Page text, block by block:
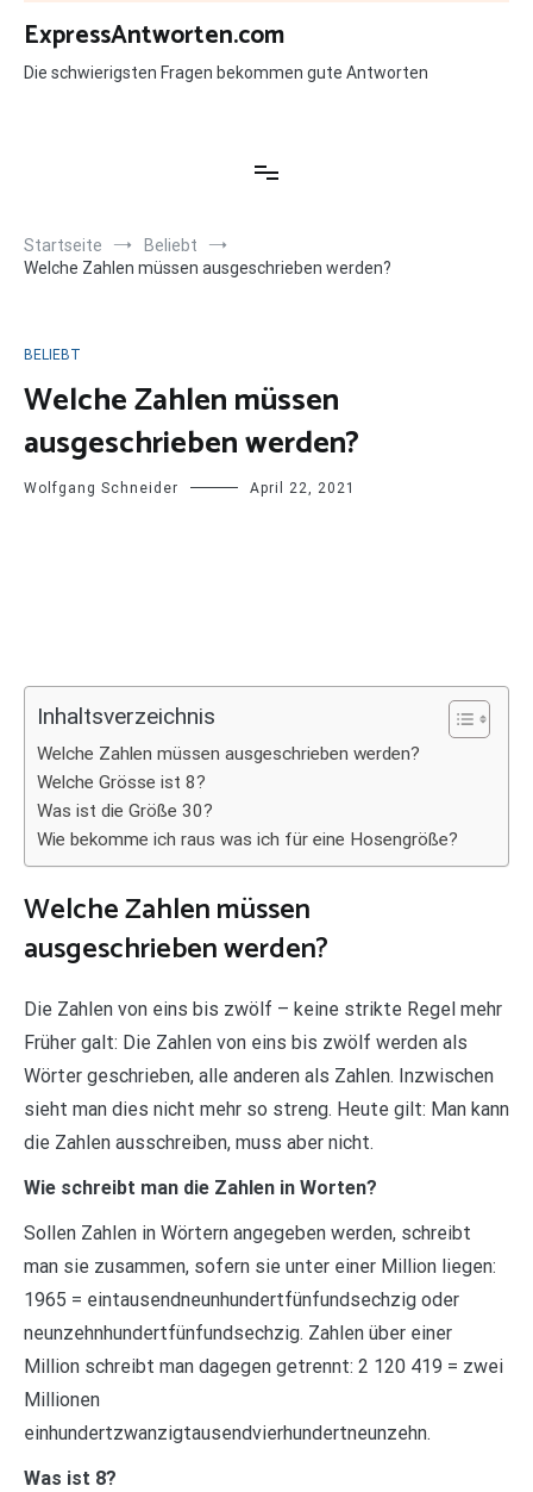
Zum
Inhalt
springen
ExpressAntworten.com
Die schwierigsten Fragen bekommen gute Antworten
Startseite
Beliebt
Welche Zahlen müssen ausgeschrieben werden?
BELIEBT
Welche Zahlen müssen
ausgeschrieben werden?
Wolfgang Schneider April 22, 2021
Inhaltsverzeichnis
Welche Zahlen müssen ausgeschrieben werden?
Welche Grösse ist 8?
Was ist die Größe 30?
Wie bekomme ich raus was ich für eine Hosengröße?
Welche Zahlen müssen
ausgeschrieben werden?
Die Zahlen von eins bis zwölf – keine strikte Regel mehr
Früher galt: Die Zahlen von eins bis zwölf werden als
Wörter geschrieben, alle anderen als Zahlen. Inzwischen
sieht man dies nicht mehr so streng. Heute gilt: Man kann
die Zahlen ausschreiben, muss aber nicht.
Wie schreibt man die Zahlen in Worten?
Sollen Zahlen in Wörtern angegeben werden, schreibt
man sie zusammen, sofern sie unter einer Million liegen:
1965 = eintausendneunhundertfünfundsechzig oder
neunzehnhundertfünfundsechzig. Zahlen über einer
Million schreibt man dagegen getrennt: 2 120 419 = zwei
Millionen
einhundertzwanzigtausendvierhundertneunzehn.
Was ist 8?